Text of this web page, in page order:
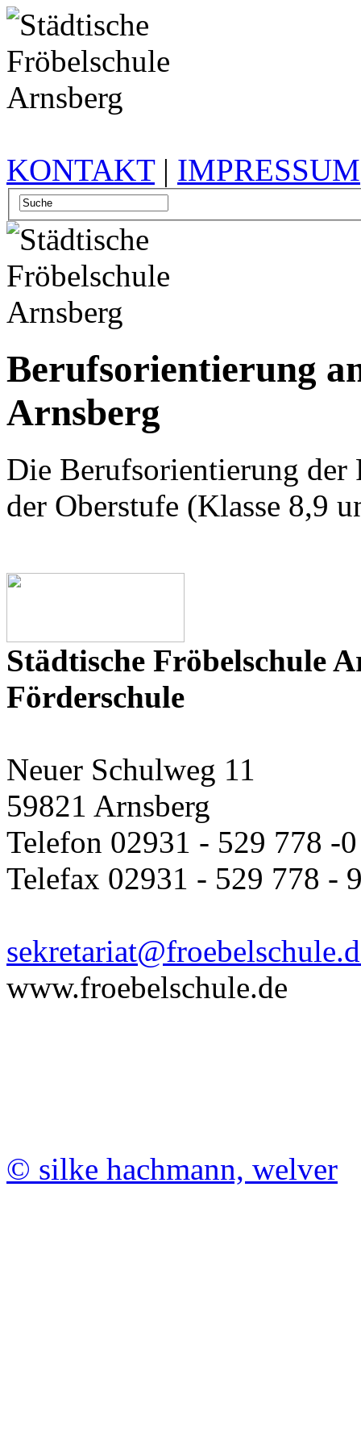
KONTAKT | IMPRESSUM
Berufsorientierung
Arnsberg
Die Berufsorientierung
der Oberstufe (Klasse 8,9
Städtische Fröbelschule
Förderschule
Neuer Schulweg 11
59821 Arnsberg
Telefon 02931 - 529 778 -0
Telefax 02931 - 529 778 -
www.froebelschule.de
© silke hachmann, welver